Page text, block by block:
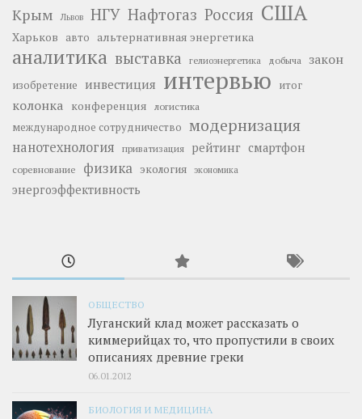
Крым Львов НГУ Нафтогаз Россия США
Харьков авто альтернативная энергетика
аналитика выставка гелиоэнергетика добыча закон
изобретение инвестиция интервью итог
колонка конференция логистика
международное сотрудничество модернизация
нанотехнология приватизация рейтинг смартфон
соревнование физика экология экономика
энергоэффективность
ОБЩЕСТВО
Луганский клад может рассказать о
киммерийцах то, что пропустили в своих
описаниях древние греки
06.01.2012
БИОЛОГИЯ И МЕДИЦИНА